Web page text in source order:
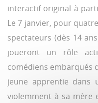
interactif original à
Le 7 janvier, pour
spectateurs (dès 14
joueront un rôle
comédiens embarqués
jeune apprentie dans
violemment à sa mère